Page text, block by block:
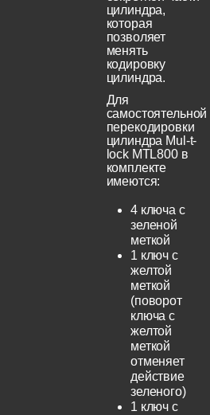
цилиндра,
которая
позволяет
менять
кодировку
цилиндра.
Для
самостоятельной
перекодировки
цилиндра Mul-t-
lock MTL800 в
комплекте
имеются:
4 ключа с
зеленой
меткой
1 ключ с
желтой
меткой
(поворот
ключа с
желтой
меткой
отменяет
действие
зеленого)
1 ключ с